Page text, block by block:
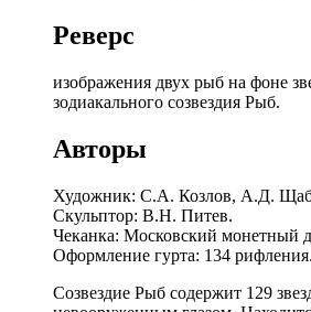
Реверс
изображения двух рыб на фоне
зодиакального созвездия Рыб.
Авторы
Художник: С.А. Козлов, А.Д.
Скульптор: В.Н. Питев.
Чеканка: Московский
Оформление гурта: 134 рифления.
Созвездие Рыб содержит 129